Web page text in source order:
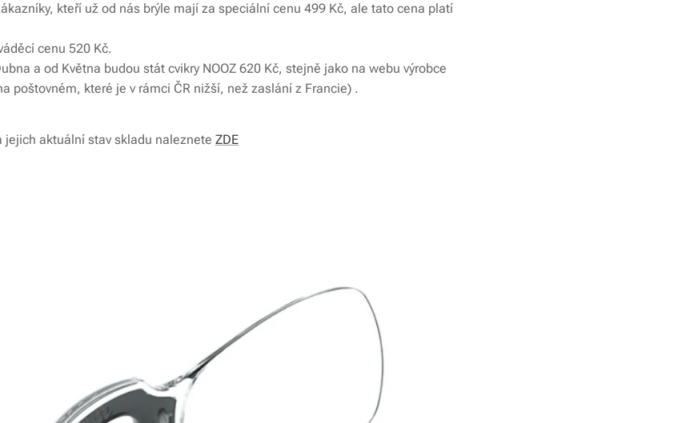
kteří už od nás brýle mají za speciální cenu 499 Kč, ale tato cena platí
cenu 520 Kč.
a od Května budou stát cvikry NOOZ 620 Kč, stejně jako na webu výrobce
poštovném, které je v rámci ČR nižší, než zaslání z Francie) .
jejich aktuální stav skladu naleznete ZDE